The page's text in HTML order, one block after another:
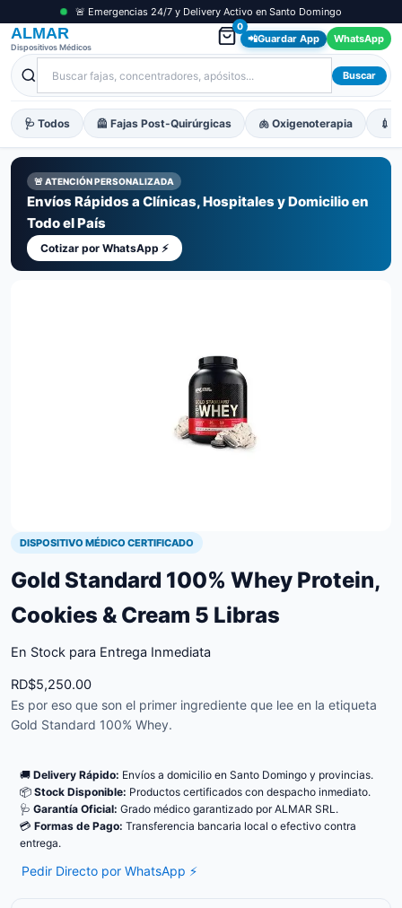
🚨 Emergencias 24/7 y Delivery Activo en Santo Domingo
ALMAR
Dispositivos Médicos
0
📲Guardar App WhatsApp
Buscar
🩺 Todos 🦺 Fajas Post-Quirúrgicas 🫁 Oxigenoterapia 💉
🚨 ATENCIÓN PERSONALIZADA
Envíos Rápidos a Clínicas, Hospitales y Domicilio en
Todo el País
Cotizar por WhatsApp ⚡
DISPOSITIVO MÉDICO CERTIFICADO
Gold Standard 100% Whey Protein,
Cookies & Cream 5 Libras
En Stock para Entrega Inmediata
RD$5,250.00
Es por eso que son el primer ingrediente que lee en la etiqueta
Gold Standard 100% Whey.
🚚 Delivery Rápido: Envíos a domicilio en Santo Domingo y provincias.
📦 Stock Disponible: Productos certificados con despacho inmediato.
🩺 Garantía Oficial: Grado médico garantizado por ALMAR SRL.
💳 Formas de Pago: Transferencia bancaria local o efectivo contra
entrega.
Pedir Directo por WhatsApp ⚡